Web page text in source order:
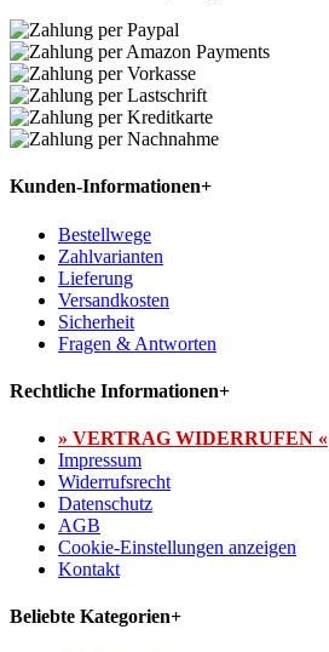
Kunden-Informationen+
Bestellwege
Zahlvarianten
Lieferung
Versandkosten
Sicherheit
Fragen & Antworten
Rechtliche Informationen+
» VERTRAG WIDERRUFEN «
Impressum
Widerrufsrecht
Datenschutz
AGB
Cookie-Einstellungen anzeigen
Kontakt
Beliebte Kategorien+